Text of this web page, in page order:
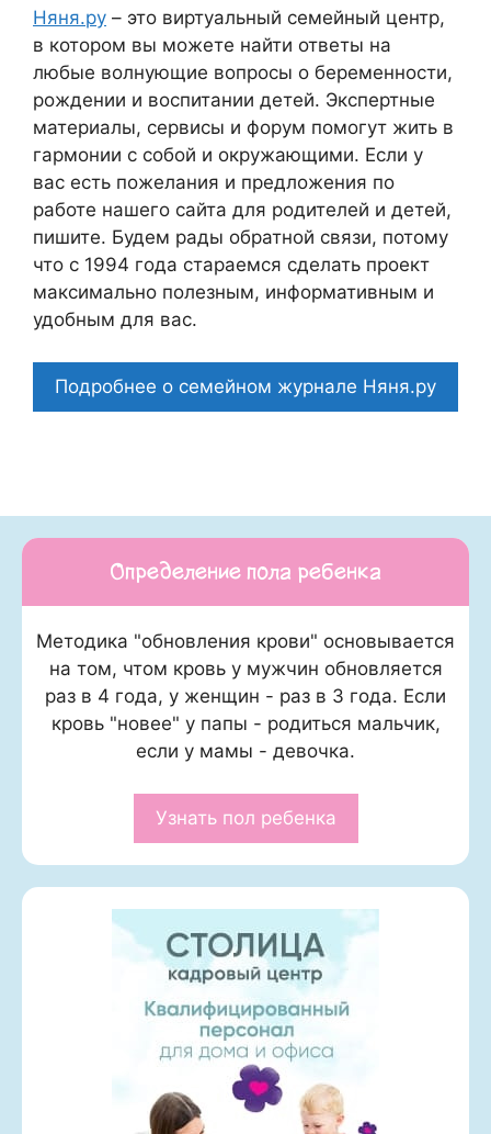
Няня.ру – это виртуальный семейный центр,
в котором вы можете найти ответы на
любые волнующие вопросы о беременности,
рождении и воспитании детей. Экспертные
материалы, сервисы и форум помогут жить в
гармонии с собой и окружающими. Если у
вас есть пожелания и предложения по
работе нашего сайта для родителей и детей,
пишите. Будем рады обратной связи, потому
что c 1994 года стараемся сделать проект
максимально полезным, информативным и
удобным для вас.
Подробнее о семейном журнале Няня.ру
Определение пола ребенка
Методика "обновления крови" основывается
на том, чтом кровь у мужчин обновляется
раз в 4 года, у женщин - раз в 3 года. Если
кровь "новее" у папы - родиться мальчик,
если у мамы - девочка.
Узнать пол ребенка